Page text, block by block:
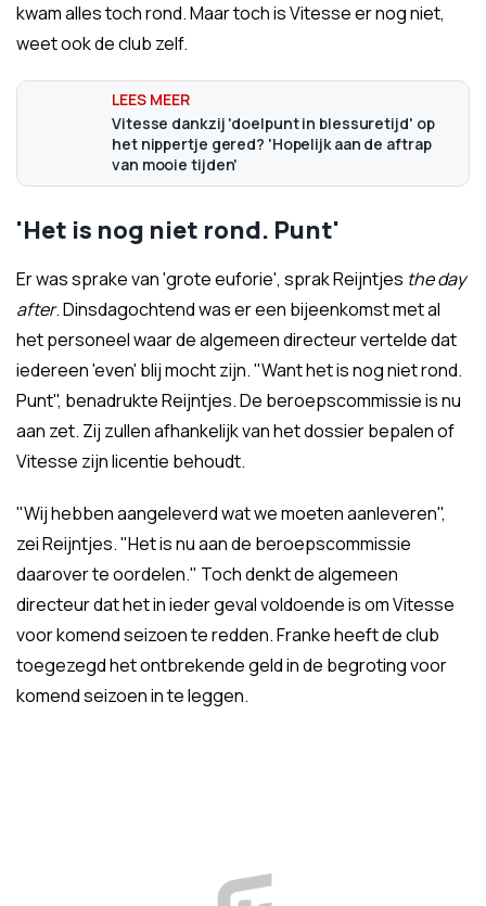
kwam alles toch rond. Maar toch is Vitesse er nog niet,
weet ook de club zelf.
Vitesse dankzij 'doelpunt in blessuretijd' op
het nippertje gered? 'Hopelijk aan de aftrap
van mooie tijden'
'Het is nog niet rond. Punt'
Er was sprake van 'grote euforie', sprak Reijntjes the day
after. Dinsdagochtend was er een bijeenkomst met al
het personeel waar de algemeen directeur vertelde dat
iedereen 'even' blij mocht zijn. "Want het is nog niet rond.
Punt", benadrukte Reijntjes. De beroepscommissie is nu
aan zet. Zij zullen afhankelijk van het dossier bepalen of
Vitesse zijn licentie behoudt.
"Wij hebben aangeleverd wat we moeten aanleveren",
zei Reijntjes. "Het is nu aan de beroepscommissie
daarover te oordelen." Toch denkt de algemeen
directeur dat het in ieder geval voldoende is om Vitesse
voor komend seizoen te redden. Franke heeft de club
toegezegd het ontbrekende geld in de begroting voor
komend seizoen in te leggen.